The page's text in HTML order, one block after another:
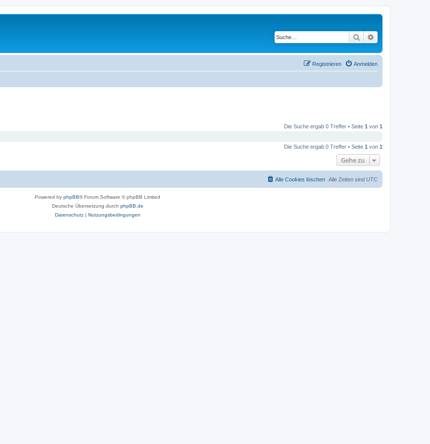
Suche
Anmelden
Registrieren
Die Suche ergab 0 Treffer • Seite 1 von 1
Die Suche ergab 0 Treffer • Seite 1 von 1
Gehe zu
Alle Zeiten sind UTC
Alle Cookies löschen
Powered by phpBB® Forum Software © phpBB Limited
Deutsche Übersetzung durch phpBB.de
Datenschutz| Nutzungsbedingungen